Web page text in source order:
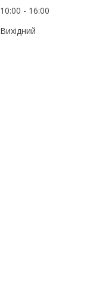
10:00
16:00
Вихідний